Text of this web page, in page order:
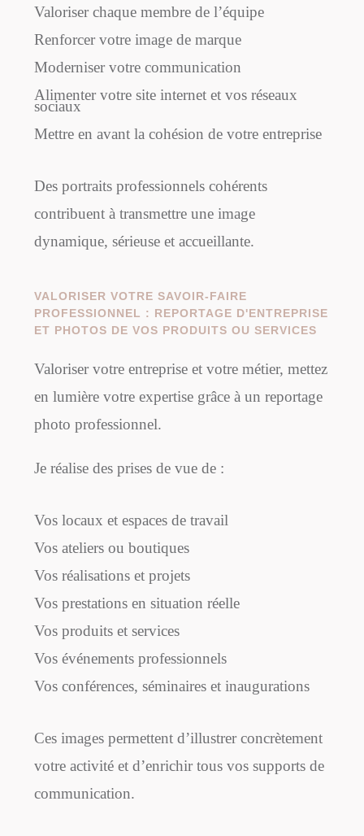
Valoriser chaque membre de l’équipe
Renforcer votre image de marque
Moderniser votre communication
Alimenter votre site internet et vos réseaux
sociaux
Mettre en avant la cohésion de votre entreprise
Des portraits professionnels cohérents
contribuent à transmettre une image
dynamique, sérieuse et accueillante.
VALORISER VOTRE SAVOIR-FAIRE
PROFESSIONNEL : REPORTAGE D'ENTREPRISE
ET PHOTOS DE VOS PRODUITS OU SERVICES
Valoriser votre entreprise et votre métier, mettez
en lumière votre expertise grâce à un reportage
photo professionnel.
Je réalise des prises de vue de :
Vos locaux et espaces de travail
Vos ateliers ou boutiques
Vos réalisations et projets
Vos prestations en situation réelle
Vos produits et services
Vos événements professionnels
Vos conférences, séminaires et inaugurations
Ces images permettent d’illustrer concrètement
votre activité et d’enrichir tous vos supports de
communication.